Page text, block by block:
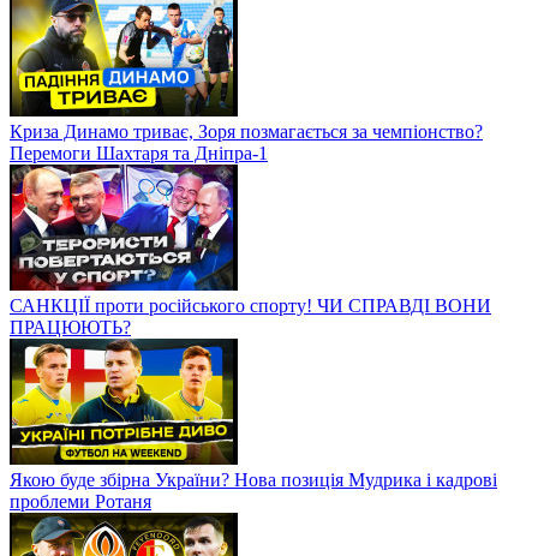
Криза Динамо триває, Зоря позмагається за чемпіонство?
Перемоги Шахтаря та Дніпра-1
САНКЦІЇ проти російського спорту! ЧИ СПРАВДІ ВОНИ
ПРАЦЮЮТЬ?
Якою буде збірна України? Нова позиція Мудрика і кадрові
проблеми Ротаня